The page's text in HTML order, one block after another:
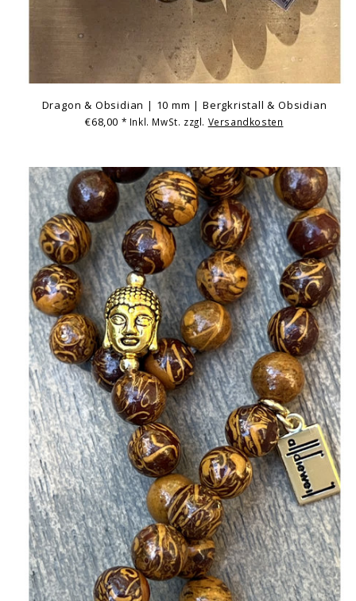
Dragon & Obsidian | 10 mm | Bergkristall & Obsidian
€68,00 * Inkl. MwSt. zzgl. Versandkosten